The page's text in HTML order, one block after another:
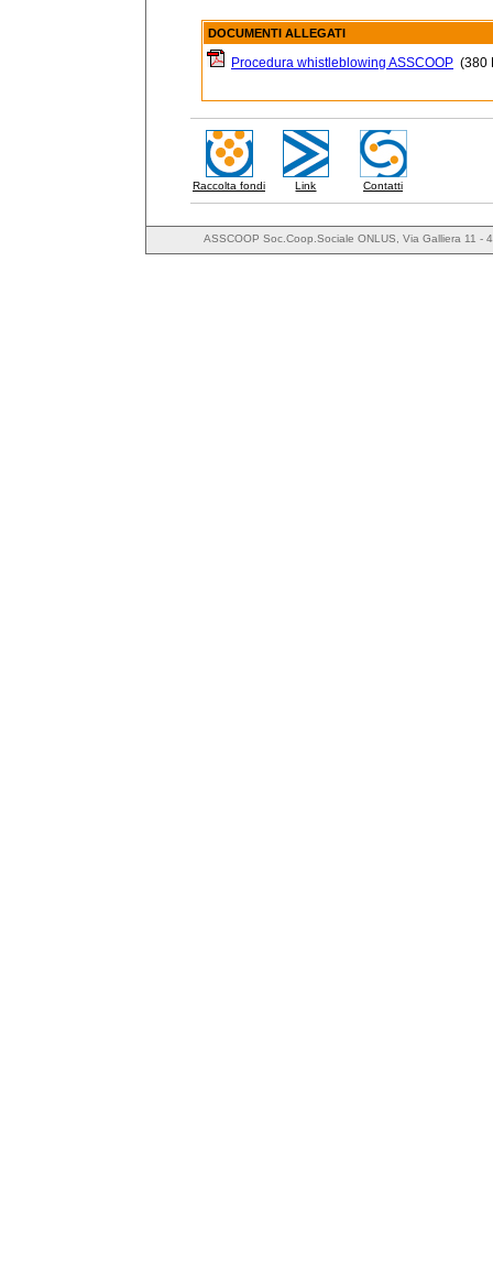
DOCUMENTI ALLEGATI
Procedura whistleblowing ASSCOOP (380
Raccolta fondi Link Contatti
ASSCOOP Soc.Coop.Sociale ONLUS, Via Galliera 11 -